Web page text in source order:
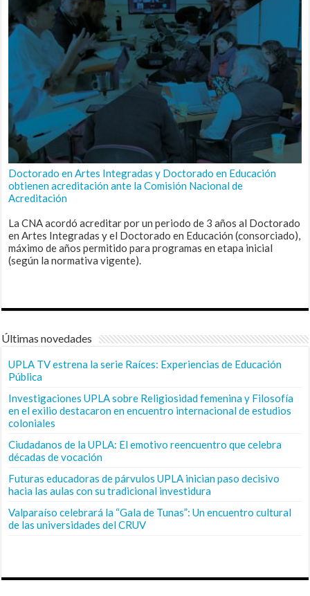
Doctorado en Artes Integradas y Doctorado en Educación
obtienen acreditación ante la Comisión Nacional de
Acreditación
La CNA acordó acreditar por un periodo de 3 años al Doctorado
en Artes Integradas y el Doctorado en Educación (consorciado),
máximo de años permitido para programas en etapa inicial
(según la normativa vigente).
Últimas novedades
UPLA TV estrena la serie Raíces: Experiencias de Educación
Pública
Investigaciones UPLA sobre Religiosidad femenina y Filosofía
en el exilio destacaron en encuentro internacional de estudios
coloniales
Ciudadanos de la UPLA: El emotivo reencuentro que celebra
décadas de vocación
Futuras educadoras de párvulos UPLA inician paso decisivo
hacia las aulas con su tradicional investidura
Valparaíso celebrará la “Gala de Tunas”: Un encuentro cultural
de las universidades del CRUV